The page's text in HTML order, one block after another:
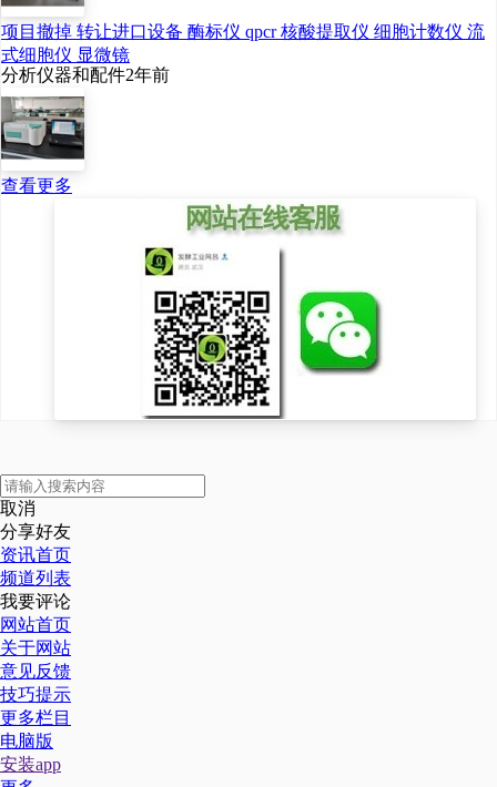
项目撤掉 转让进口设备 酶标仪 qpcr 核酸提取仪 细胞计数仪 流
式细胞仪 显微镜
分析仪器和配件2年前
查看更多
取消
分享好友
资讯首页
频道列表
我要评论
网站首页
关于网站
意见反馈
技巧提示
更多栏目
电脑版
安装app